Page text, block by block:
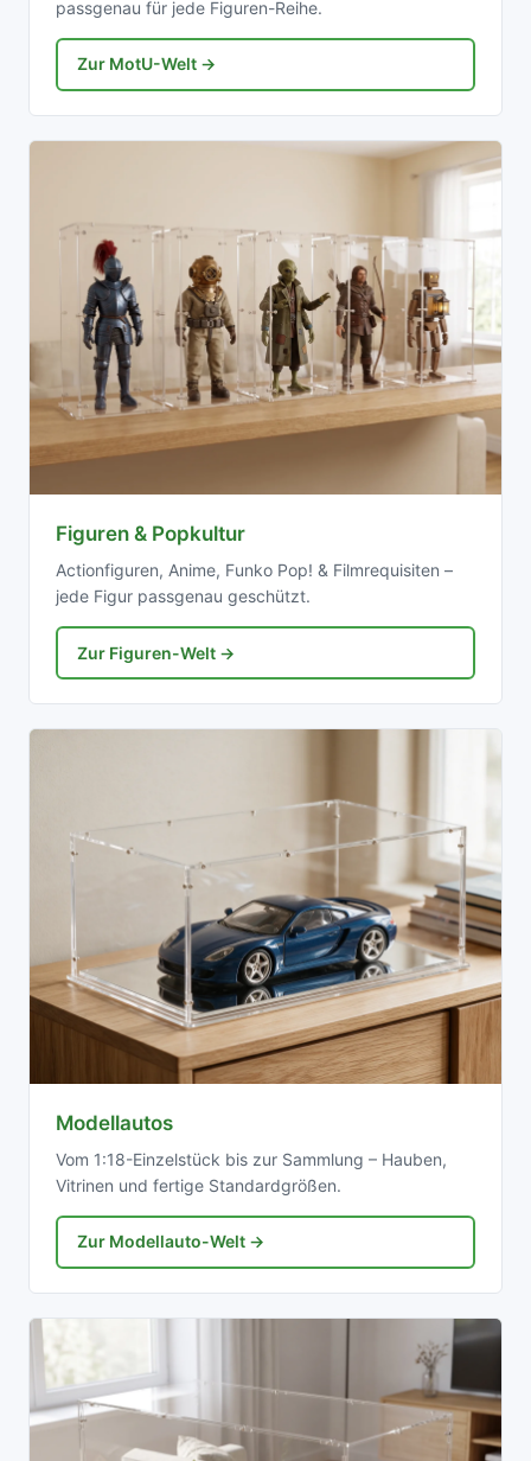
passgenau für jede Figuren-Reihe.
Zur MotU-Welt →
Figuren & Popkultur
Actionfiguren, Anime, Funko Pop! & Filmrequisiten –
jede Figur passgenau geschützt.
Zur Figuren-Welt →
Modellautos
Vom 1:18-Einzelstück bis zur Sammlung – Hauben,
Vitrinen und fertige Standardgrößen.
Zur Modellauto-Welt →